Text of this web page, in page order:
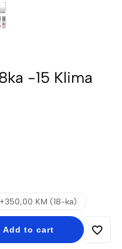
-15 Klima
KM (18-ka)
Add to cart